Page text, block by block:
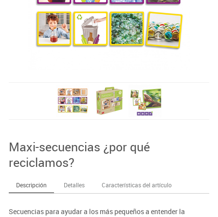
Maxi-secuencias ¿por qué
reciclamos?
Descripción Detalles Características del artículo
Secuencias para ayudar a los más pequeños a entender la